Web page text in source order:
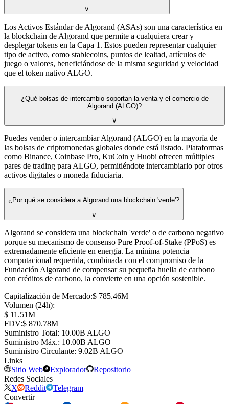
∨
Los Activos Estándar de Algorand (ASAs) son una característica en
la blockchain de Algorand que permite a cualquiera crear y
desplegar tokens en la Capa 1. Estos pueden representar cualquier
tipo de activo, como stablecoins, puntos de lealtad, artículos de
juego o valores, beneficiándose de la misma seguridad y velocidad
que el token nativo ALGO.
¿Qué bolsas de intercambio soportan la venta y el comercio de
Algorand (ALGO)?
∨
Puedes vender o intercambiar Algorand (ALGO) en la mayoría de
las bolsas de criptomonedas globales donde está listado. Plataformas
como Binance, Coinbase Pro, KuCoin y Huobi ofrecen múltiples
pares de trading para ALGO, permitiéndote intercambiarlo por otros
activos digitales o moneda fiduciaria.
¿Por qué se considera a Algorand una blockchain 'verde'?
∨
Algorand se considera una blockchain 'verde' o de carbono negativo
porque su mecanismo de consenso Pure Proof-of-Stake (PPoS) es
extremadamente eficiente en energía. La mínima potencia
computacional requerida, combinada con el compromiso de la
Fundación Algorand de compensar su pequeña huella de carbono
con créditos de carbono, la convierte en una opción sostenible.
Capitalización de Mercado:⁦$⁩ 785.46M
Volumen (24h):
⁦$⁩ 11.51M
FDV:⁦$⁩ 870.78M
Suministro Total: ⁦⁩ 10.00B ALGO
Suministro Máx.: ⁦⁩ 10.00B ALGO
Suministro Circulante: ⁦⁩ 9.02B ALGO
Links
Sitio Web
Explorador
Repositorio
Redes Sociales
X
Reddit
Telegram
Convertir